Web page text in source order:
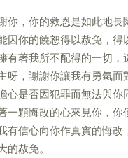
你，你的救恩是如此地長
因你的饒恕得以赦免，得
有著我所不配得的一切，
呀，謝謝你讓我有勇氣面
心是否因犯罪而無法與你
一顆悔改的心來見你，你
有信心向你作真實的悔改
的赦免。